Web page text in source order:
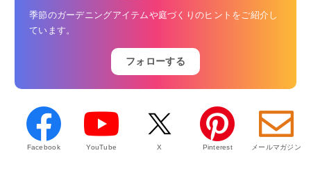
季節のガーデニングアイテムや庭づくりのヒントをご紹介し
ています。
フォローする
Facebook YouTube X Pinterest メールマガジン